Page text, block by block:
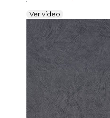
Ver vídeo